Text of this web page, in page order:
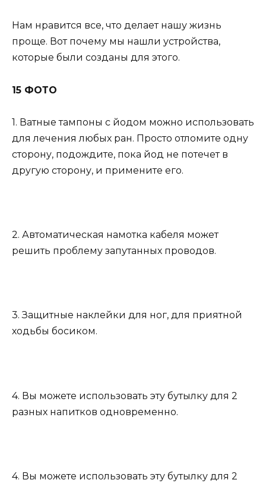
Нам нравится все, что делает нашу жизнь
проще. Вот почему мы нашли устройства,
которые были созданы для этого.
15 ФОТО
1. Ватные тампоны с йодом можно использовать
для лечения любых ран. Просто отломите одну
сторону, подождите, пока йод не потечет в
другую сторону, и примените его.
2. Автоматическая намотка кабеля может
решить проблему запутанных проводов.
3. Защитные наклейки для ног, для приятной
ходьбы босиком.
4. Вы можете использовать эту бутылку для 2
разных напитков одновременно.
4. Вы можете использовать эту бутылку для 2